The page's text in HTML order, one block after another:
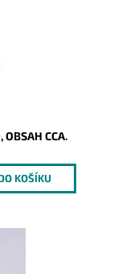
CCA.
velikosti,